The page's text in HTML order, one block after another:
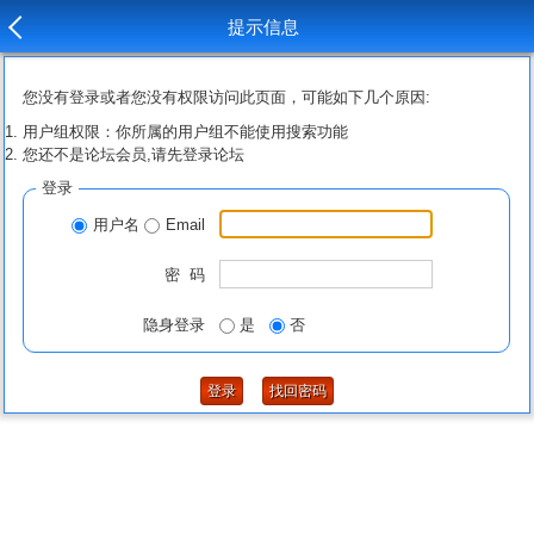
提示信息
您没有登录或者您没有权限访问此页面，可能如下几个原因:
用户组权限：你所属的用户组不能使用搜索功能
您还不是论坛会员,请先登录论坛
登录
用户名 Email
密 码
隐身登录 是 否